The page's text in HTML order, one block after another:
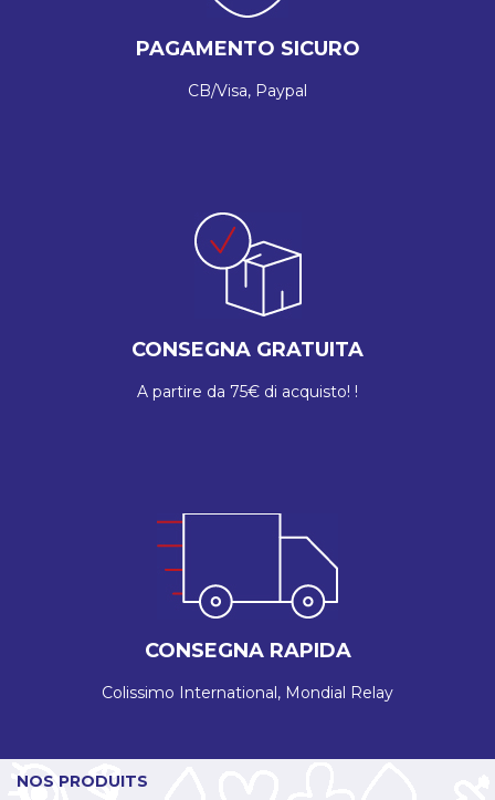
PAGAMENTO SICURO
CB/Visa, Paypal
CONSEGNA GRATUITA
A partire da 75€ di acquisto! !
CONSEGNA RAPIDA
Colissimo International, Mondial Relay
NOS PRODUITS